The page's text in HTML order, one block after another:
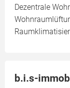
Dezentrale
b.i.s-